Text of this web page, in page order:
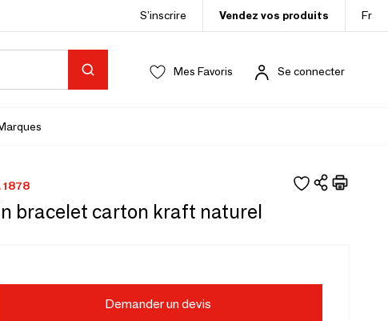
S’inscrire Vendez vos produits Fr
Mes Favoris Se connecter
1878
bracelet carton kraft naturel
Demander un devis